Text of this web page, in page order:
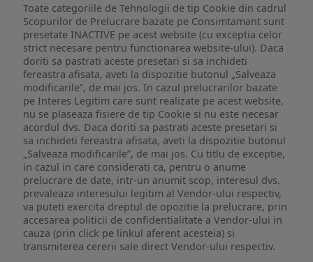
Toate categoriile de Tehnologii de tip Cookie din cadrul
Scopurilor de Prelucrare bazate pe Consimtamant sunt
presetate INACTIVE pe acest website (cu exceptia celor
strict necesare pentru functionarea website-ului). Daca
doriti sa pastrati aceste presetari si sa inchideti
fereastra afisata, aveti la dispozitie butonul „Salveaza
modificarile”, de mai jos. In cazul prelucrarilor bazate
pe Interes Legitim care sunt realizate pe acest website,
nu se plaseaza fisiere de tip Cookie si nu este necesar
acordul dvs. Daca doriti sa pastrati aceste presetari si
sa inchideti fereastra afisata, aveti la dispozitie butonul
„Salveaza modificarile”, de mai jos. Cu titlu de exceptie,
in cazul in care considerati ca, pentru o anume
prelucrare de date, intr-un anumit scop, interesul dvs.
prevaleaza interesului legitim al Vendor-ului respectiv,
va puteti exercita dreptul de opozitie la prelucrare, prin
accesarea politicii de confidentialitate a Vendor-ului in
cauza (prin click pe linkul aferent acesteia) si
transmiterea cererii sale direct Vendor-ului respectiv.